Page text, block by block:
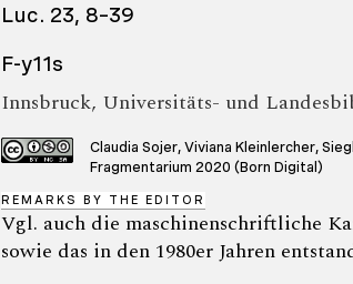
Luc. 23, 8–39
F-y11s
Innsbruck, Universitäts- und
Claudia Sojer, Viviana Kleinlercher,
Fragmentarium 2020 (Born Digital)
REMARKS BY THE EDITOR
Vgl. auch die maschinenschriftliche
sowie das in den 1980er Jahren